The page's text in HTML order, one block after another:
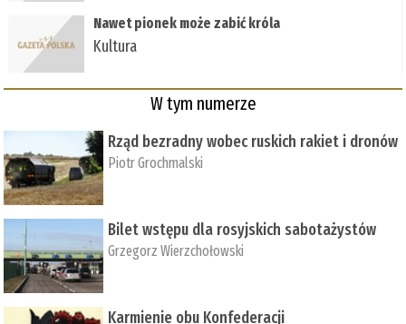
Nawet pionek może zabić króla
Kultura
W tym numerze
Rząd bezradny wobec ruskich rakiet i dronów
Piotr Grochmalski
Bilet wstępu dla rosyjskich sabotażystów
Grzegorz Wierzchołowski
Karmienie obu Konfederacji